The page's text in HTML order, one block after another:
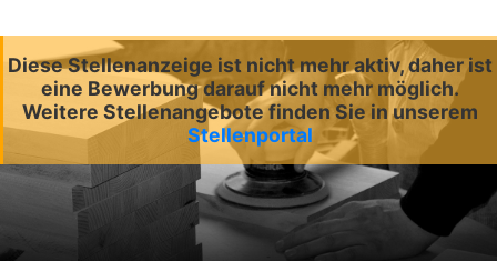
Diese Stellenanzeige ist nicht mehr aktiv, daher ist
eine Bewerbung darauf nicht mehr möglich.
Weitere Stellenangebote finden Sie in unserem
Stellenportal